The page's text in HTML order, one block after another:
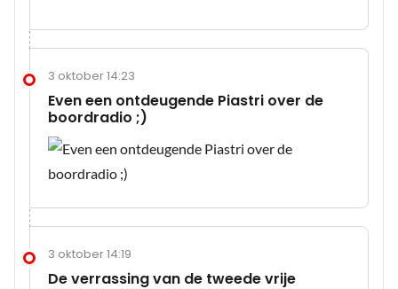
3 oktober 14:23
Even een ontdeugende Piastri over de
boordradio ;)
3 oktober 14:19
De verrassing van de tweede vrije